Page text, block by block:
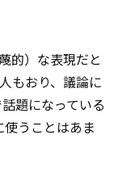
的）な表現だと
人もおり、議論に
題になっている
うことはあま